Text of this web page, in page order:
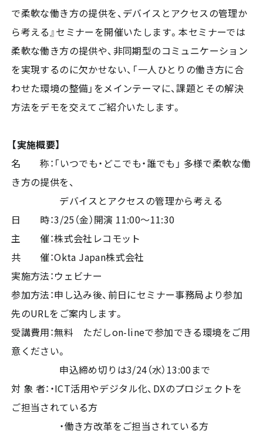
で柔軟な働き方の提供を、デバイスとアクセスの管理か
ら考える』セミナーを開催いたします。本セミナーでは
柔軟な働き方の提供や、非同期型のコミュニケーション
を実現するのに欠かせない、「一人ひとりの働き方に合
わせた環境の整備」をメインテーマに、課題とその解決
方法をデモを交えてご紹介いたします。
【実施概要】
名 称：「いつでも・どこでも・誰でも」 多様で柔軟な働
き方の提供を、
デバイスとアクセスの管理から考える
日 時：3/25（金）開演 11:00～11:30
主 催：株式会社レコモット
共 催：Okta Japan株式会社
実施方法：ウェビナー
参加方法：申し込み後、前日にセミナー事務局より参加
先のURLをご案内します。
受講費用：無料 ただしon-lineで参加できる環境をご用
意ください。
申込締め切りは3/24（水）13:00まで
対 象 者：・ICT活用やデジタル化、DXのプロジェクトを
ご担当されている方
・働き方改革をご担当されている方